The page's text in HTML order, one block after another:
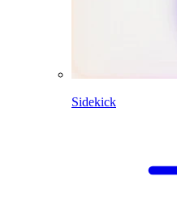
Sidekick